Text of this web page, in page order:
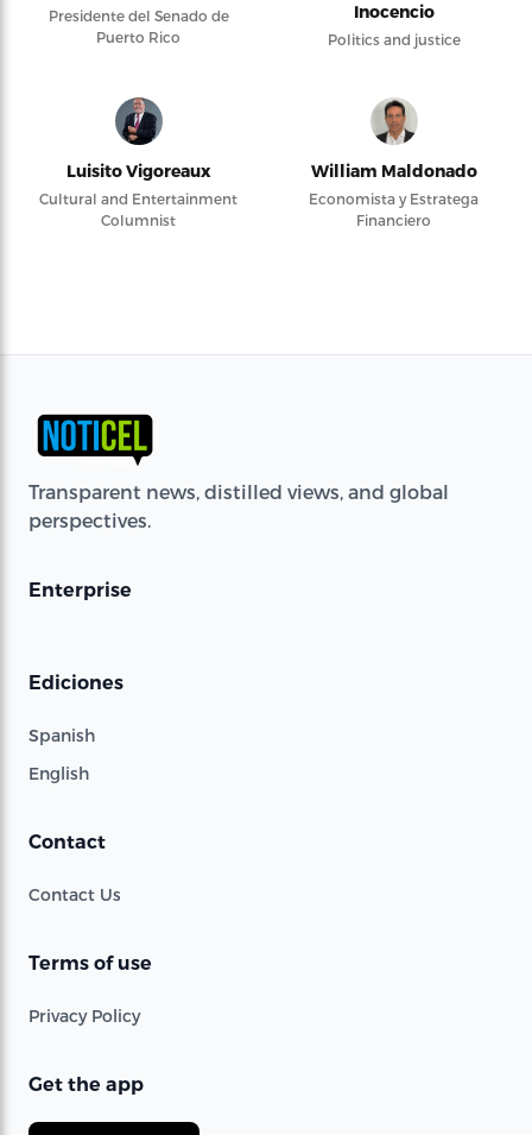
Presidente del Senado de
Puerto Rico
Inocencio
Politics and justice
Luisito Vigoreaux
Cultural and Entertainment
Columnist
William Maldonado
Economista y Estratega
Financiero
Transparent news, distilled views, and global
perspectives.
Enterprise
Ediciones
Spanish
English
Contact
Contact Us
Terms of use
Privacy Policy
Get the app